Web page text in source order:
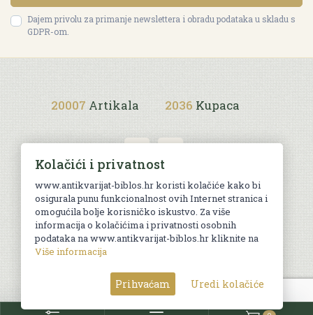
Dajem privolu za primanje newslettera i obradu podataka u skladu s
GDPR-om.
20007 Artikala 2036 Kupaca
Uvjeti kupnje
© Sva prava pridržana. Web by
Kolačići i privatnost
www.antikvarijat-biblos.hr koristi kolačiće kako bi
osigurala punu funkcionalnost ovih Internet stranica i
omogućila bolje korisničko iskustvo. Za više
informacija o kolačićima i privatnosti osobnih
podataka na www.antikvarijat-biblos.hr kliknite na
Više informacija
Prihvaćam Uredi kolačiće